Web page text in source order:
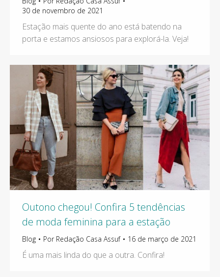
30 de novembro de 2021
Estação mais quente do ano está batendo na
porta e estamos ansiosos para explorá-la. Veja!
Outono chegou! Confira 5 tendências
de moda feminina para a estação
Blog Por Redação Casa Assuf 16 de março de 2021
É uma mais linda do que a outra. Confira!